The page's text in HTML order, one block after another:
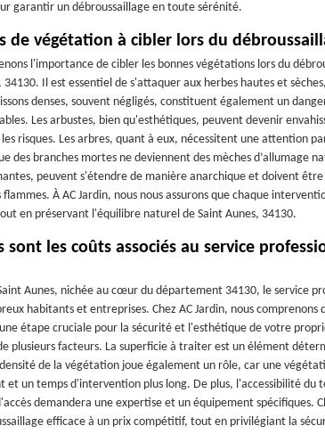
garantir un débroussaillage en toute sérénité.
de végétation à cibler lors du
l'importance de cibler les bonnes végétations lors du
34130. Il est essentiel de s'attaquer aux herbes hautes et
denses, souvent négligés, constituent également un
Les arbustes, bien qu'esthétiques, peuvent devenir
risques. Les arbres, quant à eux, nécessitent une attention
des branches mortes ne deviennent des mèches d’allumage
peuvent s'étendre de manière anarchique et doivent
À AC Jardin, nous nous assurons que chaque
en préservant l'équilibre naturel de Saint Aunes, 34130.
sont les coûts associés au service
Aunes, nichée au cœur du département 34130, le service
habitants et entreprises. Chez AC Jardin, nous comprenons
étape cruciale pour la sécurité et l'esthétique de votre
plusieurs facteurs. La superficie à traiter est un élément
de la végétation joue également un rôle, car une
et un temps d'intervention plus long. De plus, l'accessibilité du
demandera une expertise et un équipement spécifiques.
efficace à un prix compétitif, tout en privilégiant la